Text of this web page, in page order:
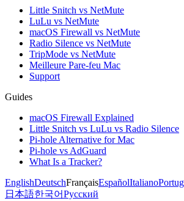
Little Snitch vs NetMute
LuLu vs NetMute
macOS Firewall vs NetMute
Radio Silence vs NetMute
TripMode vs NetMute
Meilleure Pare-feu Mac
Support
Guides
macOS Firewall Explained
Little Snitch vs LuLu vs Radio Silence
Pi-hole Alternative for Mac
Pi-hole vs AdGuard
What Is a Tracker?
EnglishDeutschFrançaisEspañolItaliano
日本語한국어Русский